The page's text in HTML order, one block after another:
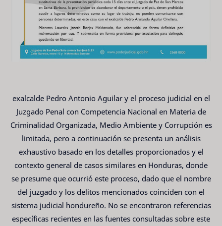
exalcalde Pedro Antonio Aguilar y el proceso judicial en el
Juzgado Penal con Competencia Nacional en Materia de
Criminalidad Organizada, Medio Ambiente y Corrupción es
limitada, pero a continuación se presenta un análisis
exhaustivo basado en los detalles proporcionados y el
contexto general de casos similares en Honduras, donde
se presume que ocurrió este proceso, dado que el nombre
del juzgado y los delitos mencionados coinciden con el
sistema judicial hondureño. No se encontraron referencias
específicas recientes en las fuentes consultadas sobre este